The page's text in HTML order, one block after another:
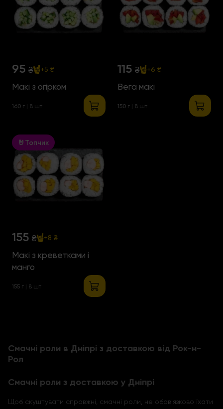
95 ₴ +5 ₴
Макі з огірком
160 г | 8 шт
115 ₴ +6 ₴
Вега макі
150 г | 8 шт
🤘Топчик
155 ₴ +8 ₴
Макі з креветками і
манго
155 г | 8 шт
Смачні роли в Дніпрі з доставкою від Рок-н-
Рол
Смачні роли з доставкою у Дніпрі
Щоб скуштувати справжні, смачні роли, не обов'язково їхати